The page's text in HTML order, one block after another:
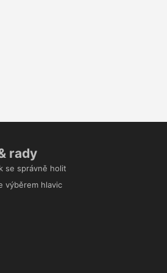
rady
se správně holit
výběrem hlavic